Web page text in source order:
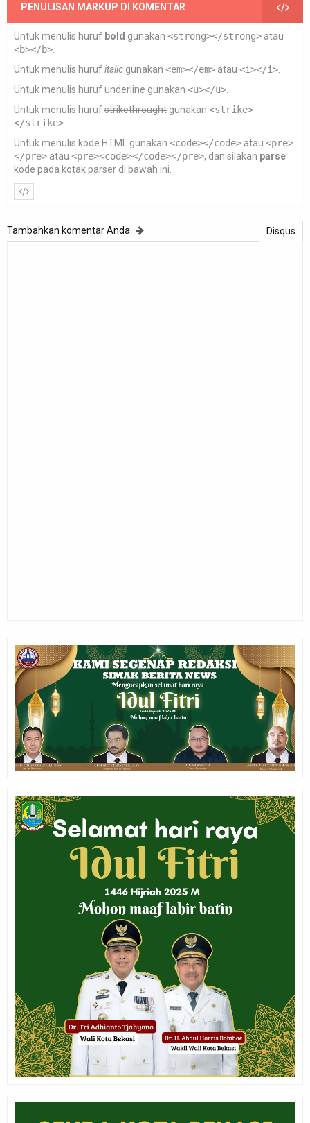
PENULISAN MARKUP DI KOMENTAR
Untuk menulis huruf bold gunakan <strong></strong> atau
<b></b>
Untuk menulis hurufitalic gunakan <em></em> atau <i></i>
Untuk menulis hurufunderline gunakan <u></u>
Untuk menulis hurufstrikethrought gunakan <strike>
</strike>
Untuk menulis kode HTML gunakan <code></code> atau <pre>
</pre> atau <pre><code></code></pre>, dan silakan parse
kode pada kotak parser di bawah ini.
Disqus
Tambahkan komentar Anda